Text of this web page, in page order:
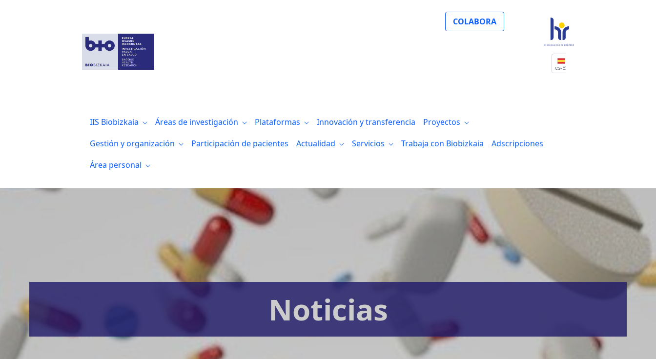
COLABORA
es-ES
IIS Biobizkaia Áreas de investigación Plataformas Innovación y transferencia
Proyectos
Gestión y organización
Participación de pacientes Actualidad Servicios Trabaja con Biobizkaia
Adscripciones
Área personal
Noticias